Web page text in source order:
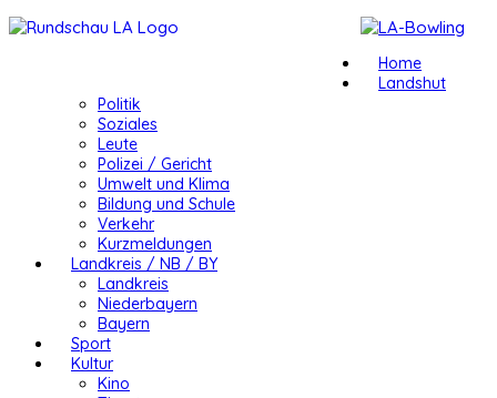
Home
Landshut
Politik
Soziales
Leute
Polizei / Gericht
Umwelt und Klima
Bildung und Schule
Verkehr
Kurzmeldungen
Landkreis / NB / BY
Landkreis
Niederbayern
Bayern
Sport
Kultur
Kino